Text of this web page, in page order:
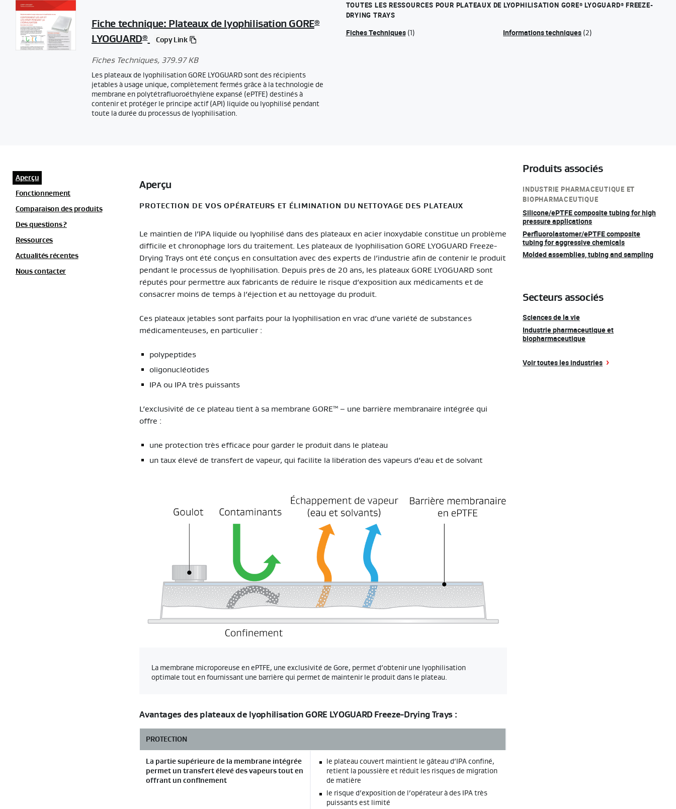
Fiche technique: Plateaux de lyophilisation GORE®
LYOGUARD® Copy Link
Fiches Techniques, 379.97 KB
Les plateaux de lyophilisation GORE LYOGUARD sont des récipients
jetables à usage unique, complètement fermés grâce à la technologie de
membrane en polytétrafluoroéthylène expansé (ePTFE) destinés à
contenir et protéger le principe actif (API) liquide ou lyophilisé pendant
toute la durée du processus de lyophilisation.
TOUTES LES RESSOURCES POUR PLATEAUX DE LYOPHILISATION GORE® LYOGUARD® FREEZE-
DRYING TRAYS
Fiches Techniques(1) Informations techniques (2)
Aperçu
Fonctionnement
Comparaison des produits
Des questions ?
Ressources
Actualités récentes
Nous contacter
Aperçu
PROTECTION DE VOS OPÉRATEURS ET ÉLIMINATION DU NETTOYAGE DES PLATEAUX
Le maintien de l’IPA liquide ou lyophilisé dans des plateaux en acier inoxydable constitue un problème
difficile et chronophage lors du traitement. Les plateaux de lyophilisation GORE LYOGUARD Freeze-
Drying Trays ont été conçus en consultation avec des experts de l’industrie afin de contenir le produit
pendant le processus de lyophilisation. Depuis près de 20 ans, les plateaux GORE LYOGUARD sont
réputés pour permettre aux fabricants de réduire le risque d’exposition aux médicaments et de
consacrer moins de temps à l’éjection et au nettoyage du produit.
Ces plateaux jetables sont parfaits pour la lyophilisation en vrac d’une variété de substances
médicamenteuses, en particulier :
polypeptides
oligonucléotides
IPA ou IPA très puissants
L’exclusivité de ce plateau tient à sa membrane GORE™ – une barrière membranaire intégrée qui
offre :
une protection très efficace pour garder le produit dans le plateau
un taux élevé de transfert de vapeur, qui facilite la libération des vapeurs d’eau et de solvant
La membrane microporeuse en ePTFE, une exclusivité de Gore, permet d’obtenir une lyophilisation
optimale tout en fournissant une barrière qui permet de maintenir le produit dans le plateau.
Avantages des plateaux de lyophilisation GORE LYOGUARD Freeze-Drying Trays :
PROTECTION
La partie supérieure de la membrane intégrée
permet un transfert élevé des vapeurs tout en
offrant un confinement
le plateau couvert maintient le gâteau d’IPA confiné,
retient la poussière et réduit les risques de migration
de matière
le risque d’exposition de l’opérateur à des IPA très
puissants est limité
Produits associés
INDUSTRIE PHARMACEUTIQUE ET
BIOPHARMACEUTIQUE
Silicone/ePTFE composite tubing for high
pressure applications
Perfluorolastomer/ePTFE composite
tubing for aggressive chemicals
Molded assemblies, tubing and sampling
Secteurs associés
Sciences de la vie
Industrie pharmaceutique et
biopharmaceutique
Voir toutes les industries